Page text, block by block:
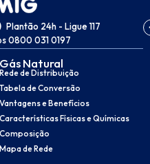
Plantão 24h - Ligue 117
0800 031 0197
Gás Natural
Rede de Distribuição
Tabela de Conversão
Vantagens e Benefícios
Características Físicas e Químicas
Composição
Mapa de Rede